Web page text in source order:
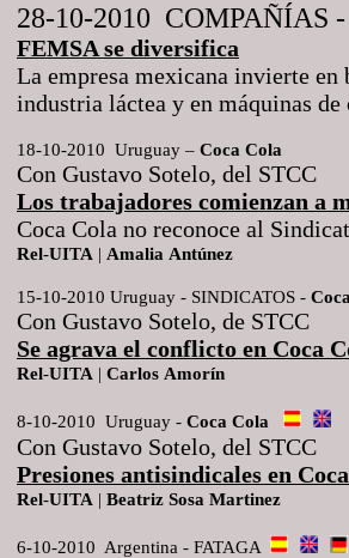
28-10-2010 COMPAÑÍAS -
FEMSA se diversifica
La empresa mexicana invierte en
industria láctea y en máquinas
18-10-2010 Uruguay – Coca Cola
Con Gustavo Sotelo, del STCC
Los trabajadores comienzan a
Coca Cola no reconoce al
Rel-UITA | Amalia Antúnez
15-10-2010 Uruguay - SINDICATOS - Coca
Con Gustavo Sotelo, de STCC
Se agrava el conflicto en Coca
Rel-UITA | Carlos Amorín
8-10-2010 Uruguay - Coca Cola
Con Gustavo Sotelo, del STCC
Presiones antisindicales en
Rel-UITA | Beatriz Sosa Martinez
6-10-2010 Argentina - FATAGA